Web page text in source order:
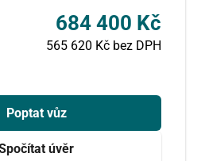
684 400 Kč
565 620 Kč bez DPH
Poptat vůz
úvěr